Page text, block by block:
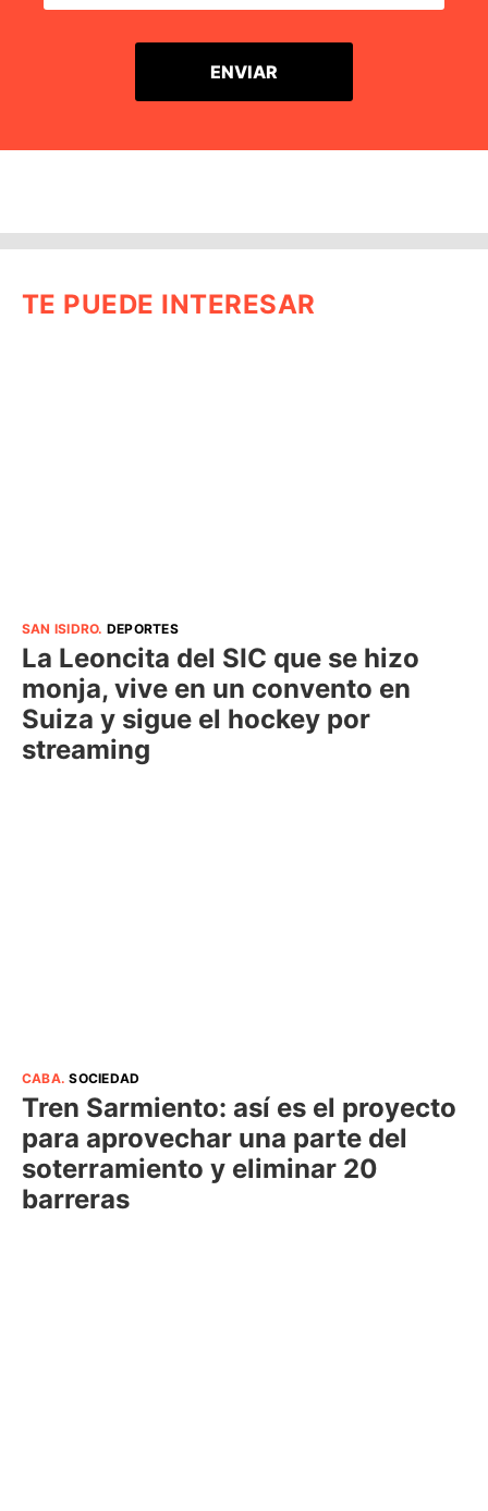
TE PUEDE INTERESAR
SAN ISIDRO. DEPORTES
La Leoncita del SIC que se hizo
monja, vive en un convento en
Suiza y sigue el hockey por
streaming
CABA.SOCIEDAD
Tren Sarmiento: así es el proyecto
para aprovechar una parte del
soterramiento y eliminar 20
barreras